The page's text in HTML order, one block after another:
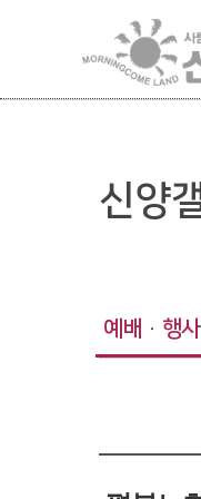
신양
예배 · 행